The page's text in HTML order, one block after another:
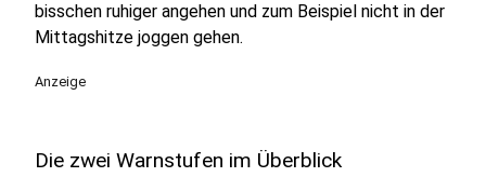
bisschen ruhiger angehen und zum Beispiel nicht in der
Mittagshitze joggen gehen.
Anzeige
Die zwei Warnstufen im Überblick